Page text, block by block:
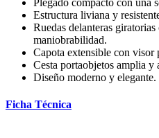
Plegado compacto con una
Estructura liviana y
Ruedas delanteras
maniobrabilidad.
Capota extensible con
Cesta portaobjetos amplia y
Diseño moderno y elegante.
Ficha Técnica